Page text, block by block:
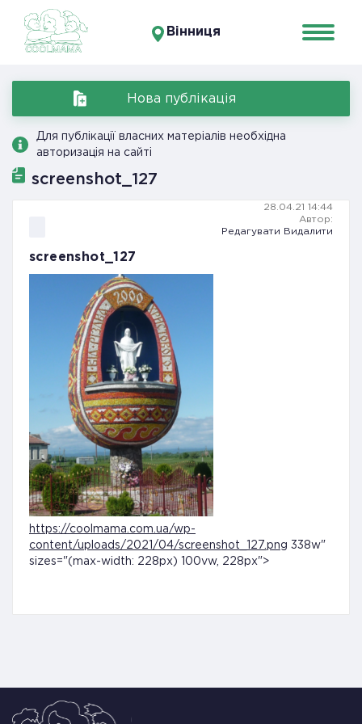
Вінниця
Нова публікація
Для публікації власних матеріалів необхідна
авторизація на сайті
screenshot_127
28.04.21 14:44
Автор:
Редагувати
Видалити
screenshot_127
https://coolmama.com.ua/wp-
content/uploads/2021/04/screenshot_127.png 338w"
sizes="(max-width: 228px) 100vw, 228px">